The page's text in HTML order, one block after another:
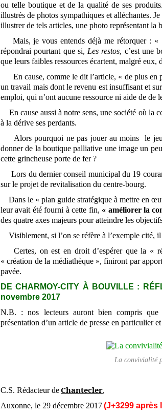
ou telle boutique et de la qualité de ses
illustrés de photos sympathiques et alléchantes.
illustrer de tels articles, une photo représentant la
Mais, je vous entends déjà me rétorquer : «
répondrai pourtant que si, Les restos, c’est une
que leurs faibles ressources écartent, malgré eux,
En cause, comme le dit l’article, « de plus en
un travail mais dont le revenu est insuffisant et
emploi, qui n’ont aucune ressource ni aide de de
En cause aussi à notre sens, une société où la
à la dérive ses perdants.
Alors pourquoi ne pas jouer au moins le
donner de la boutique palliative une image un
cette grincheuse porte de fer ?
Lors du dernier conseil municipal du 19
sur le projet de revitalisation du centre-bourg.
Dans le « plan guide stratégique à mettre en
leur avait été fourni à cette fin, « améliorer la
des quatre axes majeurs pour atteindre les
Visiblement, si l’on se réfère à l’exemple cité,
Certes, on est en droit d’espérer que la «
« création de la médiathèque », finiront par
pavée.
DE CHARMOY-CITY À BOUVILLE :
novembre 2017
N.B. : nos lecteurs auront bien compris
présentation d’un article de presse en particulier
La convivialité
C.S. Rédacteur deChantecler,
Auxonne, le 29 décembre 2017(J+3299 après